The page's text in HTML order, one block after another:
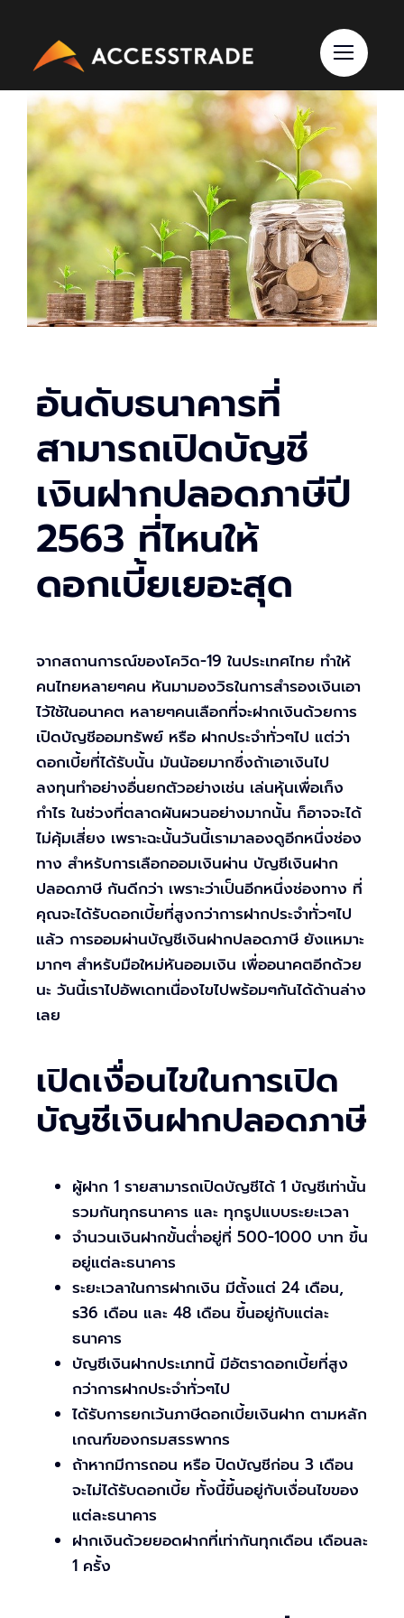
content
อันดับธนาคารที่
สามารถเปิดบัญชี
เงินฝากปลอดภาษีปี
2563 ที่ไหนให้
ดอกเบี้ยเยอะสุด
จากสถานการณ์ของโควิด-19 ในประเทศไทย ทำให้
คนไทยหลายๆคน หันมามองวิธในการสำรองเงินเอา
ไว้ใช้ในอนาคต หลายๆคนเลือกที่จะฝากเงินด้วยการ
เปิดบัญชีออมทรัพย์ หรือ ฝากประจำทั่วๆไป แต่ว่า
ดอกเบี้ยที่ได้รับนั้น มันน้อยมากซึ่งถ้าเอาเงินไป
ลงทุนทำอย่างอื่นยกตัวอย่างเช่น เล่นหุ้นเพื่อเก็ง
กำไร ในช่วงที่ตลาดผันผวนอย่างมากนั้น ก็อาจจะได้
ไม่คุ้มเสี่ยง เพราะฉะนั้นวันนี้เรามาลองดูอีกหนึ่งช่อง
ทาง สำหรับการเลือกออมเงินผ่าน บัญชีเงินฝาก
ปลอดภาษี กันดีกว่า เพราะว่าเป็นอีกหนึ่งช่องทาง ที่
คุณจะได้รับดอกเบี้ยที่สูงกว่าการฝากประจำทั่วๆไป
แล้ว การออมผ่านบัญชีเงินฝากปลอดภาษี ยังเเหมาะ
มากๆ สำหรับมือใหม่หันออมเงิน เพื่ออนาคตอีกด้วย
นะ วันนี้เราไปอัพเดทเนื่องไขไปพร้อมๆกันได้ด้านล่าง
เลย
เปิดเงื่อนไขในการเปิด
บัญชีเงินฝากปลอดภาษี
ผู้ฝาก 1 รายสามารถเปิดบัญชีได้ 1 บัญชีเท่านั้น
รวมกันทุกธนาคาร และ ทุกรูปแบบระยะเวลา
จำนวนเงินฝากขั้นต่ำอยู่ที่ 500-1000 บาท ขึ้น
อยู่แต่ละธนาคาร
ระยะเวลาในการฝากเงิน มีตั้งแต่ 24 เดือน,
s36 เดือน และ 48 เดือน ขึ้นอยู่กับแต่ละ
ธนาคาร
บัญชีเงินฝากประเภทนี้ มีอัตราดอกเบี้ยที่สูง
กว่าการฝากประจำทั่วๆไป
ได้รับการยกเว้นภาษีดอกเบี้ยเงินฝาก ตามหลัก
เกณฑ์ของกรมสรรพากร
ถ้าหากมีการถอน หรือ ปิดบัญชีก่อน 3 เดือน
จะไม่ได้รับดอกเบี้ย ทั้งนี้ขึ้นอยู่กับเงื่อนไขของ
แต่ละธนาคาร
ฝากเงินด้วยยอดฝากที่เท่ากันทุกเดือน เดือนละ
1 ครั้ง